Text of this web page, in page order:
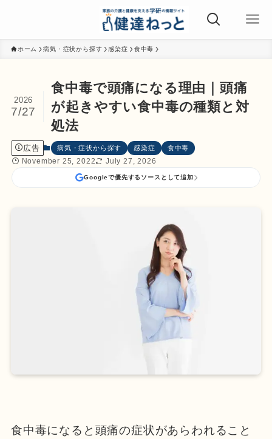
ホーム 病気・症状から探す 感染症 食中毒
食中毒で頭痛になる理由｜頭痛
が起きやすい食中毒の種類と対
処法
2026
7/27
広告 病気・症状から探す 感染症 食中毒
November 25, 2022 July 27, 2026
Googleで優先するソースとして追加
食中毒になると頭痛の症状があらわれること